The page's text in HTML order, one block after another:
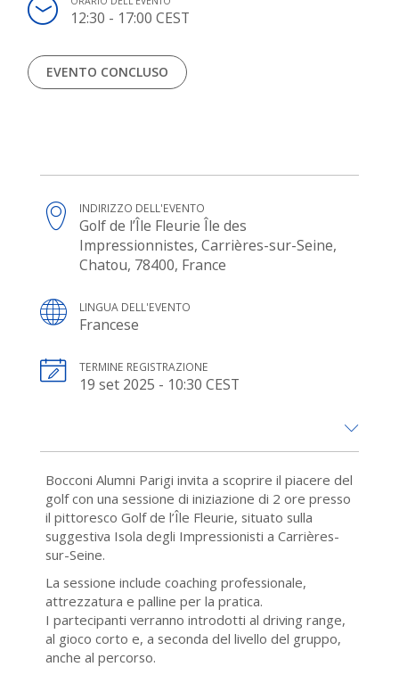
12:30 - 17:00 CEST
EVENTO CONCLUSO
INDIRIZZO DELL'EVENTO
Golf de l’Île Fleurie Île des
Impressionnistes, Carrières-sur-Seine,
Chatou, 78400, France
LINGUA DELL'EVENTO
Francese
TERMINE REGISTRAZIONE
19 set 2025 - 10:30 CEST
Bocconi Alumni Parigi invita a scoprire il piacere del
golf con una sessione di iniziazione di 2 ore presso
il pittoresco Golf de l’Île Fleurie, situato sulla
suggestiva Isola degli Impressionisti a Carrières-
sur-Seine.
La sessione include coaching professionale,
attrezzatura e palline per la pratica.
I partecipanti verranno introdotti al driving range,
al gioco corto e, a seconda del livello del gruppo,
anche al percorso.